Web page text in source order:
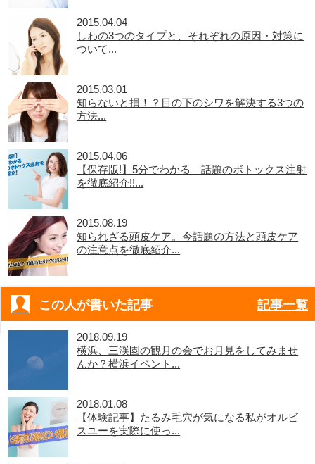
2015.04.04
しわの3つのタイプと、それぞれの原因・対策に
ついて...
2015.03.01
知らないと損！？目の下のシワを解決する3つの
方法...
2015.04.06
【保存版!】5分でわかる 話題のボトックス注射
を徹底紹介!!...
2015.08.19
知られざる頭皮ケア。今話題の方法と頭皮ケア
の注意点を徹底紹介...
この人が書いた記事 記事一覧
2018.09.19
横浜、三渓園の観月の会でお月見をしてみませ
んか？横浜イベント...
2018.01.08
【体験記事】たるみ毛穴が気になる私がオルビ
スユーを実際に使っ...